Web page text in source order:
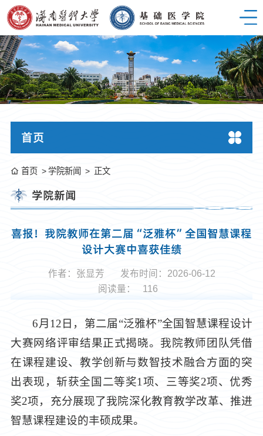
首页
首页 学院新闻 正文
学院新闻
喜报！我院教师在第二届“泛雅杯”全国智慧课程
设计大赛中喜获佳绩
作者：张显芳
发布时间：2026-06-12
阅读量：
116
6月12日，第二届“泛雅杯”全国智慧课程设计
大赛网络评审结果正式揭晓。我院教师团队凭借
在课程建设、教学创新与数智技术融合方面的突
出表现，斩获全国二等奖1项、三等奖2项、优秀
奖2项，充分展现了我院深化教育教学改革、推进
智慧课程建设的丰硕成果。